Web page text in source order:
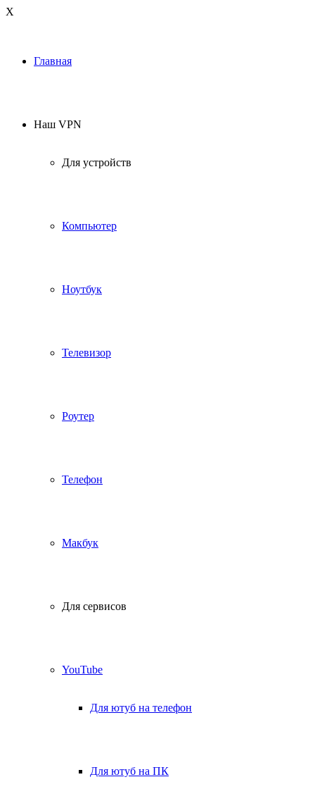
Х
Главная
Наш VPN
Для устройств
Компьютер
Ноутбук
Телевизор
Роутер
Телефон
Макбук
Для сервисов
YouTube
Для ютуб на телефон
Для ютуб на ПК